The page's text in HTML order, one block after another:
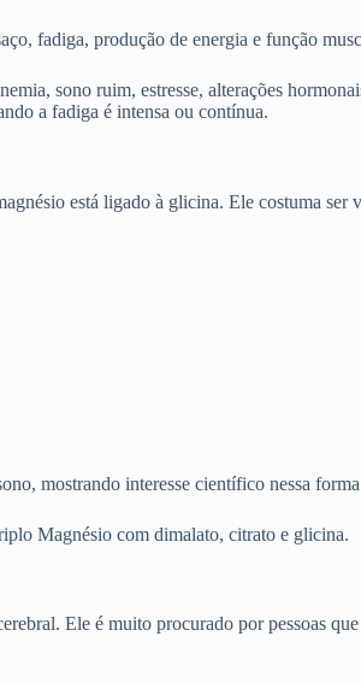
fadiga, produção de energia e função
sono ruim, estresse, alterações
a fadiga é intensa ou contínua.
está ligado à glicina. Ele costuma
mostrando interesse científico nessa
Magnésio com dimalato, citrato e glicina.
Ele é muito procurado por pessoas